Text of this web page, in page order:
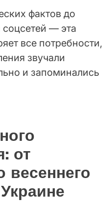
фактов до
— эта
все потребности,
звучали
и запоминались
от
весеннего